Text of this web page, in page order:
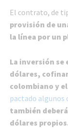
El contrato, de
provisión de
la línea por un
La inversión se
dólares,
colombiano y
pactado algunos
también
dólares